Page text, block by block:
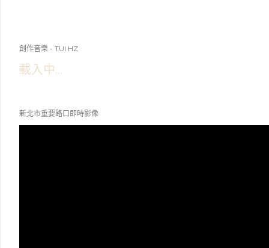
創作音樂 - TUI HZ
載入中...
新北市重要路口即時影像